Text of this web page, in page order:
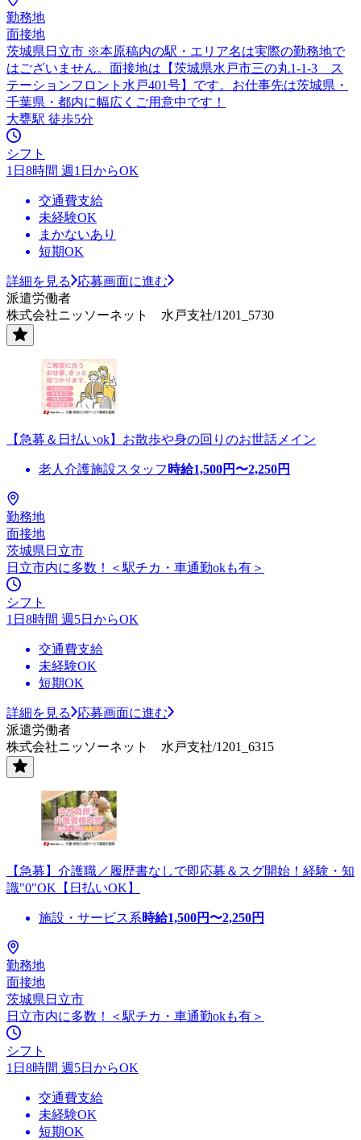
勤務地
面接地
茨城県日立市 ※本原稿内の駅・エリア名は実際の勤務地で
はございません。面接地は【茨城県水戸市三の丸1-1-3 ス
テーションフロント水戸401号】です。お仕事先は茨城県・
千葉県・都内に幅広くご用意中です！
大甕駅 徒歩5分
シフト
1日8時間 週1日からOK
交通費支給
未経験OK
まかないあり
短期OK
詳細を見る
応募画面に進む
派遣労働者
株式会社ニッソーネット 水戸支社/1201_5730
【急募＆日払いok】お散歩や身の回りのお世話メイン
老人介護施設スタッフ 時給1,500円〜2,250円
勤務地
面接地
茨城県日立市
日立市内に多数！＜駅チカ・車通勤okも有＞
シフト
1日8時間 週5日からOK
交通費支給
未経験OK
短期OK
詳細を見る
応募画面に進む
派遣労働者
株式会社ニッソーネット 水戸支社/1201_6315
【急募】介護職／履歴書なしで即応募＆スグ開始！経験・知
識"0"OK【日払いOK】
施設・サービス系時給1,500円〜2,250円
勤務地
面接地
茨城県日立市
日立市内に多数！＜駅チカ・車通勤okも有＞
シフト
1日8時間 週5日からOK
交通費支給
未経験OK
短期OK